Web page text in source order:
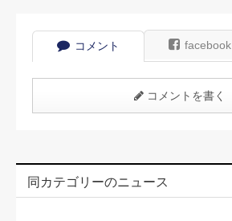
コメント facebook
コメントを書く
同カテゴリーのニュース